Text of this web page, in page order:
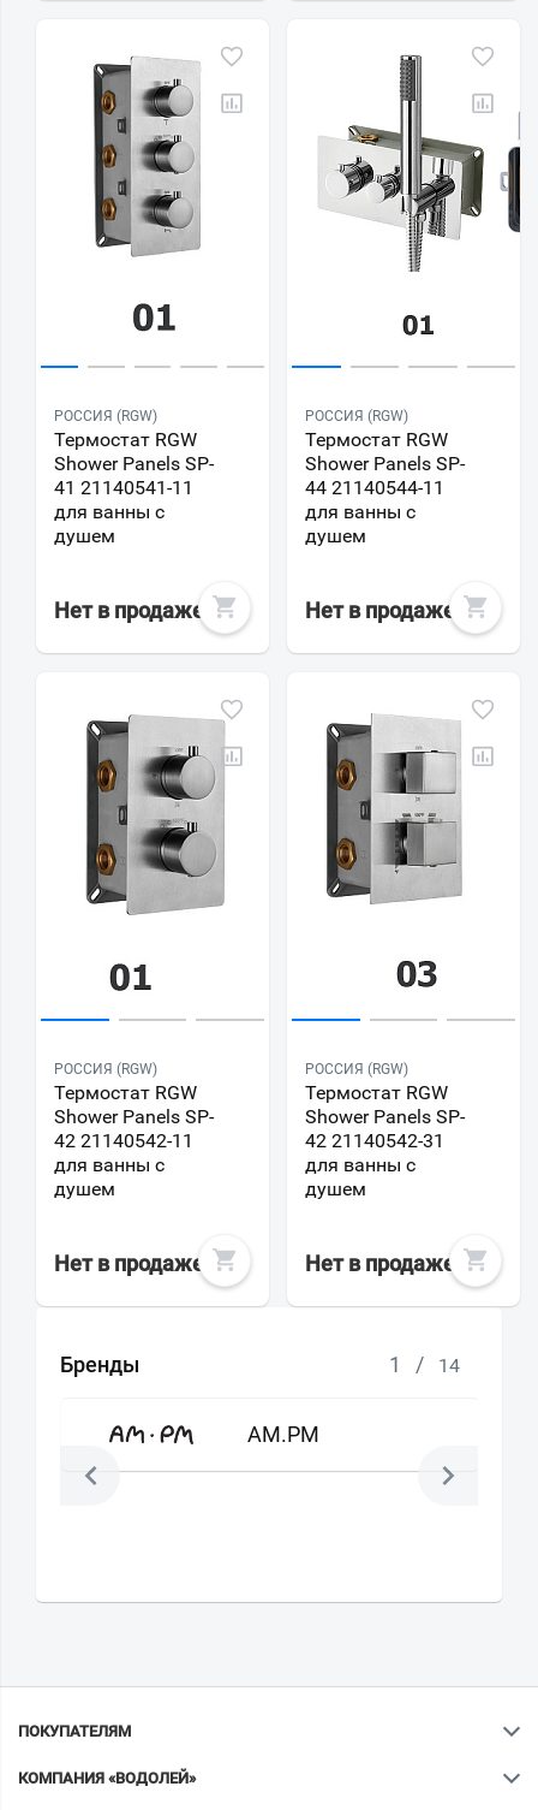
РОССИЯ (RGW)
Термостат RGW
Shower Panels SP-
41 21140541-11
для ванны с
душем
Нет в продаже
РОССИЯ (RGW)
Термостат RGW
Shower Panels SP-
44 21140544-11
для ванны с
душем
Нет в продаже
РОССИЯ (RGW)
Термостат RGW
Shower Panels SP-
42 21140542-11
для ванны с
душем
Нет в продаже
РОССИЯ (RGW)
Термостат RGW
Shower Panels SP-
42 21140542-31
для ванны с
душем
Нет в продаже
Бренды 1 / 14
AM.PM
ПОКУПАТЕЛЯМ
КОМПАНИЯ «ВОДОЛЕЙ»